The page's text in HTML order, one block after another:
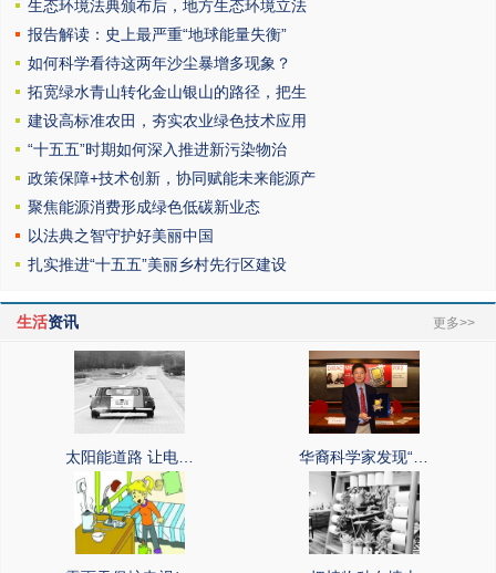
生态环境法典颁布后，地方生态环境立法
报告解读：史上最严重“地球能量失衡”
如何科学看待这两年沙尘暴增多现象？
拓宽绿水青山转化金山银山的路径，把生
建设高标准农田，夯实农业绿色技术应用
“十五五”时期如何深入推进新污染物治
政策保障+技术创新，协同赋能未来能源产
聚焦能源消费形成绿色低碳新业态
以法典之智守护好美丽中国
扎实推进“十五五”美丽乡村先行区建设
生活资讯 更多>>
太阳能道路 让电… 华裔科学家发现“…